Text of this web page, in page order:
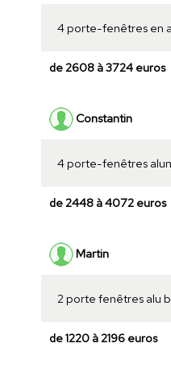
4 porte-fenêtres en
de 2608 à 3724 euros
Constantin
4 porte-fenêtres
de 2448 à 4072 euros
Martin
2 porte fenêtres alu
de 1220 à 2196 euros